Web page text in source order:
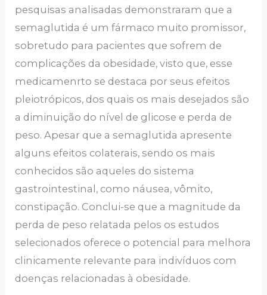
pesquisas analisadas demonstraram que a
semaglutida é um fármaco muito promissor,
sobretudo para pacientes que sofrem de
complicações da obesidade, visto que, esse
medicamenrto se destaca por seus efeitos
pleiotrópicos, dos quais os mais desejados são
a diminuição do nível de glicose e perda de
peso. Apesar que a semaglutida apresente
alguns efeitos colaterais, sendo os mais
conhecidos são aqueles do sistema
gastrointestinal, como náusea, vômito,
constipação. Conclui-se que a magnitude da
perda de peso relatada pelos os estudos
selecionados oferece o potencial para melhora
clinicamente relevante para indivíduos com
doenças relacionadas à obesidade.